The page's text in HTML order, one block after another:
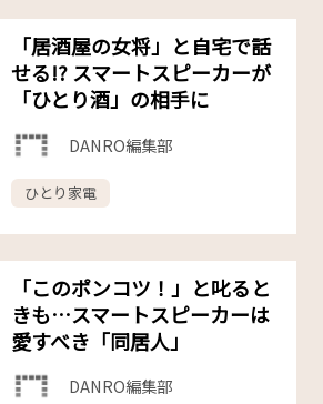
「居酒屋の女将」と自宅で話
せる!? スマートスピーカーが
「ひとり酒」の相手に
DANRO編集部
ひとり家電
「このポンコツ！」と叱ると
きも…スマートスピーカーは
愛すべき「同居人」
DANRO編集部